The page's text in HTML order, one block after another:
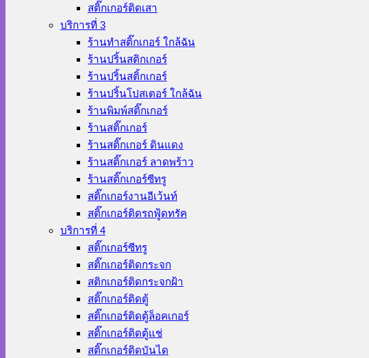
สติ๊กเกอร์ติดเสา
บริการที่ 3
ร้านทําสติ๊กเกอร์ ใกล้ฉัน
ร้านปริ้นสติกเกอร์
ร้านปริ้นสติ้กเกอร์
ร้านปริ้นโปสเตอร์ ใกล้ฉัน
ร้านพิมพ์สติ๊กเกอร์
ร้านสติ๊กเกอร์
ร้านสติ๊กเกอร์ ดินแดง
ร้านสติ๊กเกอร์ ลาดพร้าว
ร้านสติ๊กเกอร์ซีทรู
สติ๊กเกอร์งานอีเว้นท์
สติ๊กเกอร์ติดรถฟู้ดทรัค
บริการที่ 4
สติ๊กเกอร์ซีทรู
สติ๊กเกอร์ติดกระจก
สติกเกอร์ติดกระจกฝ้า
สติ๊กเกอร์ติดตู้
สติ๊กเกอร์ติดตู้ล็อคเกอร์
สติ๊กเกอร์ติดตู้แช่
สติ๊กเกอร์ติดบันได